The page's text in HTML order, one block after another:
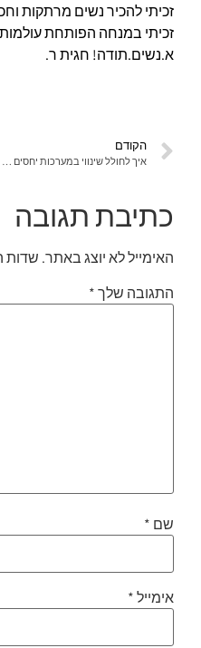
זכיתי להכיר נשים מרתקות
זכיתי במנחה הפותחת
א.נשים.תודה! חגית ר.
הקודם
כתיבת תגובה
האימייל לא יוצג באתר. שדות
התגובה שלך*
שם *
אימייל*